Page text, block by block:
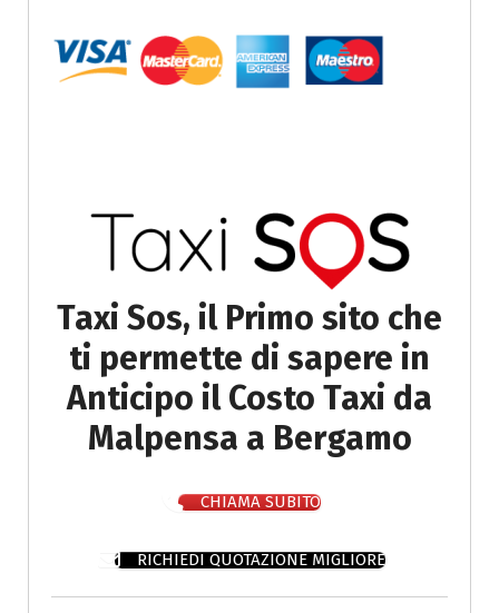
Taxi Sos, il Primo sito che
ti permette di sapere in
Anticipo il Costo Taxi da
Malpensa a Bergamo
CHIAMA SUBITO
RICHIEDI QUOTAZIONE MIGLIORE